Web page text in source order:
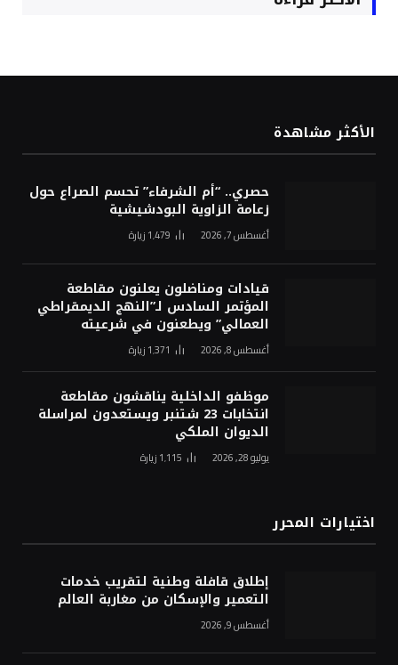
الأكثر مشاهدة
حصري.. “أم الشرفاء” تحسم الصراع حول
زعامة الزاوية البودشيشية
أغسطس 7, 2026 1٬479 زيارة
قيادات ومناضلون يعلنون مقاطعة
المؤتمر السادس لـ”النهج الديمقراطي
العمالي” ويطعنون في شرعيته
أغسطس 8, 2026 1٬371 زيارة
موظفو الداخلية يناقشون مقاطعة
انتخابات 23 شتنبر ويستعدون لمراسلة
الديوان الملكي
يوليو 28, 2026 1٬115 زيارة
اختيارات المحرر
إطلاق قافلة وطنية لتقريب خدمات
التعمير والإسكان من مغاربة العالم
أغسطس 9, 2026